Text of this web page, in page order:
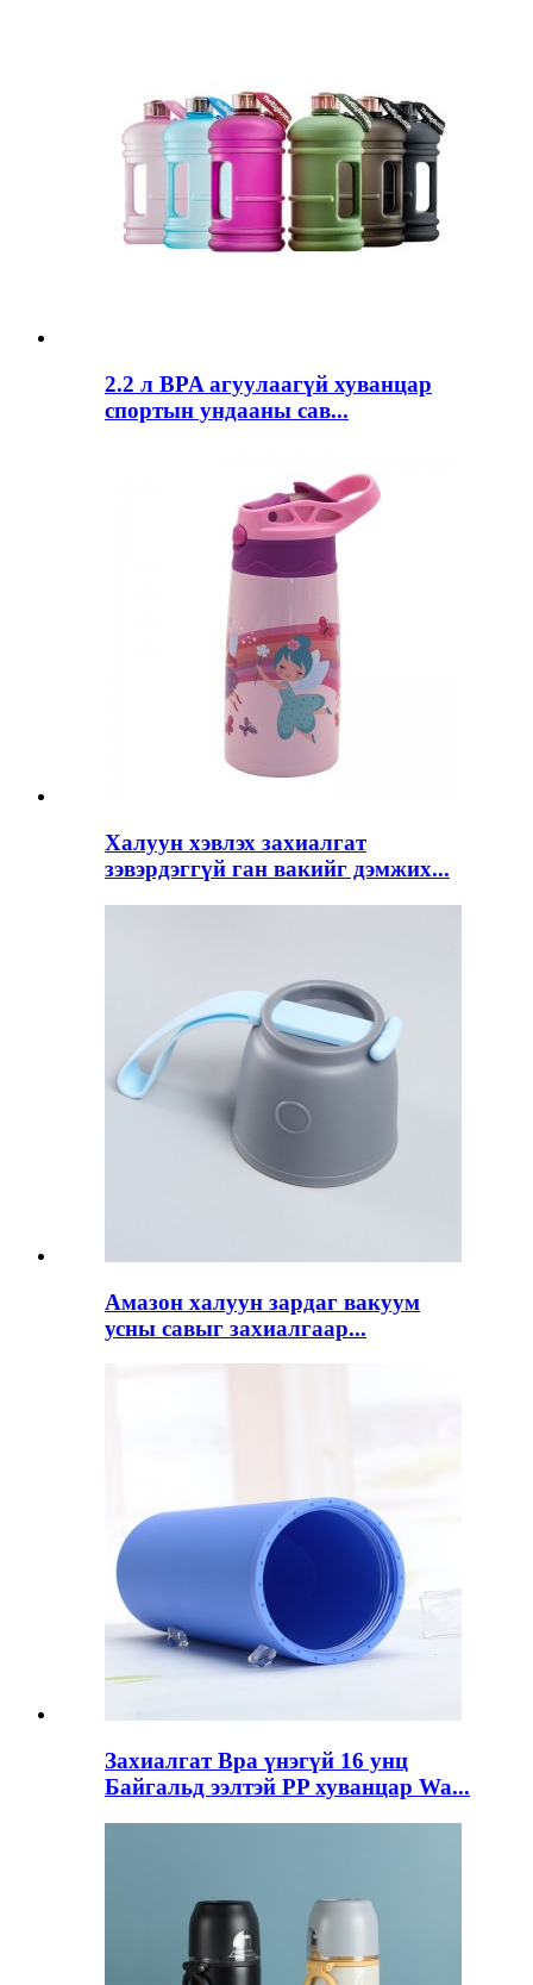
2.2 л BPA агуулаагүй хуванцар
спортын ундааны сав...
Халуун хэвлэх захиалгат
зэвэрдэггүй ган вакийг дэмжих...
Амазон халуун зардаг вакуум
усны савыг захиалгаар...
Захиалгат Bpa үнэгүй 16 унц
Байгальд ээлтэй PP хуванцар Wa...